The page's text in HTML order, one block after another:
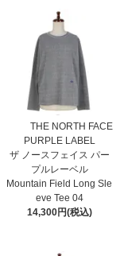
THE NORTH FACE
PURPLE LABEL
ザ ノースフェイス パー
プルレーベル
Mountain Field Long Sle
eve Tee 04
14,300円(税込)